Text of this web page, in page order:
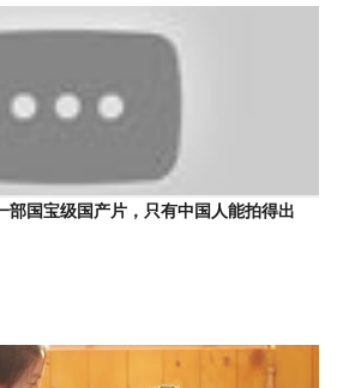
部国宝级国产片，只有中国人能拍得出